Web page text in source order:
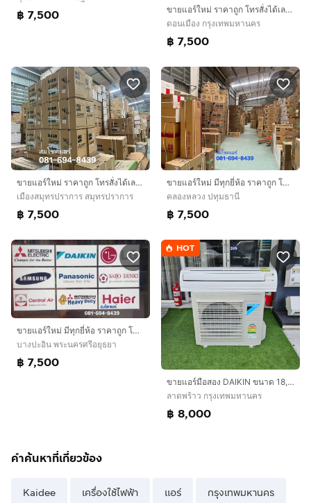
฿ 7,500
ขายแอร์ใหม่ ราคาถูก โทรสั่งได้เลยครับ
ดอนเมือง กรุงเทพมหานคร
฿ 7,500
ขายแอร์ใหม่ ราคาถูก โทรสั่งได้เลยครับ
เมืองสมุทรปราการ สมุทรปราการ
฿ 7,500
ขายแอร์ใหม่ มีทุกยี่ห้อ ราคาถูก โทรสั่งได้เลยครับ
คลองหลวง ปทุมธานี
฿ 7,500
ขายแอร์ใหม่ มีทุกยี่ห้อ ราคาถูก โทรสั่งได้เลยครับ
บางปะอิน พระนครศรีอยุธยา
฿ 7,500
HOT
ขายแอร์มือสอง DAIKIN ขนาด 18,000BTU สภาพสวย ราคาถูก ใช้งานปกติ ประหยัดไฟเบอร์5 ครับ
ลาดพร้าว กรุงเทพมหานคร
฿ 8,000
คำค้นหาที่เกี่ยวข้อง
Kaidee เครื่องใช้ไฟฟ้า แอร์ กรุงเทพมหานคร